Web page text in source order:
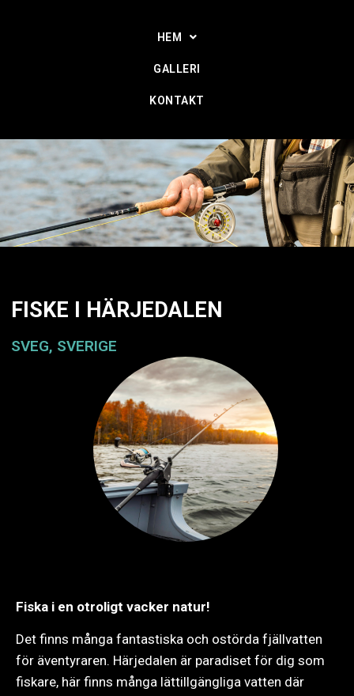
HEM
GALLERI
KONTAKT
FISKE I HÄRJEDALEN
SVEG, SVERIGE
Fiska i en otroligt vacker natur!
Det finns många fantastiska och ostörda fjällvatten
för äventyraren. Härjedalen är paradiset för dig som
fiskare, här finns många lättillgängliga vatten där